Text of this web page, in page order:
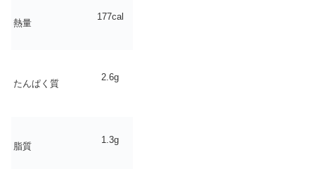
熱量
177cal
たんぱく質
2.6g
脂質
1.3g